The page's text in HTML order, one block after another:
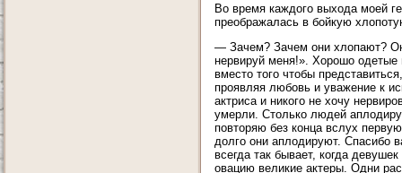
Во время каждого выхода моей
преображалась в бойкую
— Зачем? Зачем они хлопают?
нервируй меня!». Хорошо одетые
вместо того чтобы
проявляя любовь и уважение к
актриса и никого не хочу
умерли. Столько людей
повторяю без конца вслух
долго они аплодируют. Спасибо
всегда так бывает, когда
овацию великие актеры. Одни